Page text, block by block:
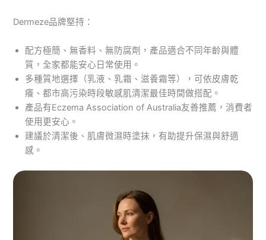
Dermeze品牌堅持：
配方極簡、無香料、無防腐劑，產品適合不同年齡與體
質，全家都能安心日常使用。
多種質地選擇（乳液、乳霜、滋養霜等），可依皮膚乾
癢、都市高污染時段敏感肌清潔最佳時間做搭配。
產品有Eczema Association of Australia友善推薦，消費者
使用更安心。
建議於清潔後、肌膚微濕時塗抹，有助提升保濕與舒適
感。